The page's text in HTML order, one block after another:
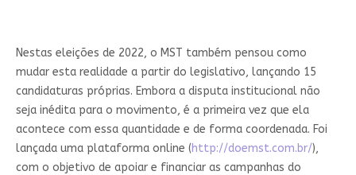
Nestas eleições de 2022, o MST também pensou como
mudar esta realidade a partir do legislativo, lançando 15
candidaturas próprias. Embora a disputa institucional não
seja inédita para o movimento, é a primeira vez que ela
acontece com essa quantidade e de forma coordenada. Foi
lançada uma plataforma online (http://doemst.com.br/),
com o objetivo de apoiar e financiar as campanhas do